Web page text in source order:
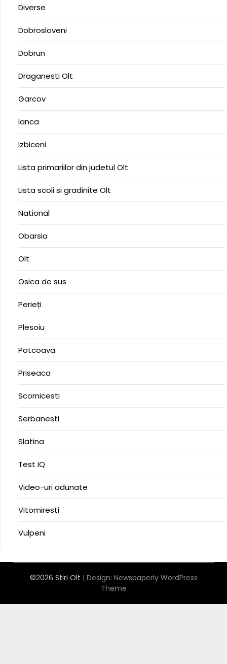
Diverse
Dobrosloveni
Dobrun
Draganesti Olt
Garcov
Ianca
Izbiceni
Lista primariilor din judetul Olt
Lista scoli si gradinite Olt
National
Obarsia
Olt
Osica de sus
Perieți
Plesoiu
Potcoava
Priseaca
Scornicesti
Serbanesti
Slatina
Test IQ
Video-uri adunate
Vitomiresti
Vulpeni
©2026 Stiri Olt | Design: Newspaperly WordPress
Theme